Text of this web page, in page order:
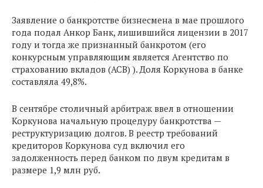
Заявление о банкротстве бизнесмена в мае прошлого
года подал Анкор Банк, лишившийся лицензии в 2017
году и тогда же признанный банкротом (его
конкурсным управляющим является Агентство по
страхованию вкладов (АСВ) ). Доля Коркунова в банке
составляла 49,8%.
В сентябре столичный арбитраж ввел в отношении
Коркунова начальную процедуру банкротства —
реструктуризацию долгов. В реестр требований
кредиторов Коркунова суд включил его
задолженность перед банком по двум кредитам в
размере 1,9 млн руб.